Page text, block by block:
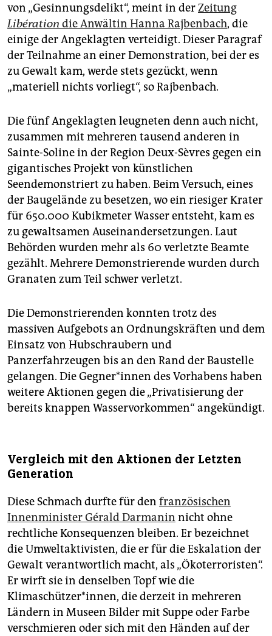
von „Gesinnungsdelikt“, meint in derZeitung
Libération die Anwältin Hanna Rajbenbach, die
einige der Angeklagten verteidigt. Dieser Paragraf
der Teilnahme an einer Demonstration, bei der es
zu Gewalt kam, werde stets gezückt, wenn
„materiell nichts vorliegt“, so Rajbenbach.
Die fünf Angeklagten leugneten denn auch nicht,
zusammen mit mehreren tausend anderen in
Sainte-Soline in der Region Deux-Sèvres gegen ein
gigantisches Projekt von künstlichen
Seendemonstriert zu haben. Beim Versuch, eines
der Baugelände zu besetzen, wo ein riesiger Krater
für 650.000 Kubikmeter Wasser entsteht, kam es
zu gewaltsamen Auseinandersetzungen. Laut
Behörden wurden mehr als 60 verletzte Beamte
gezählt. Mehrere Demonstrierende wurden durch
Granaten zum Teil schwer verletzt.
Die Demonstrierenden konnten trotz des
massiven Aufgebots an Ordnungskräften und dem
Einsatz von Hubschraubern und
Panzerfahrzeugen bis an den Rand der Baustelle
gelangen. Die Geg­ne­r*in­nen des Vorhabens haben
weitere Aktionen gegen die „Privatisierung der
bereits knappen Wasservorkommen“ angekündigt.
Vergleich mit den Aktionen der Letzten
Generation
Diese Schmach durfte für den französischen
Innenminister Gérald Darmanin nicht ohne
rechtliche Konsequenzen bleiben. Er bezeichnet
die Umweltaktivisten, die er für die Eskalation der
Gewalt verantwortlich macht, als „Ökoterroristen“.
Er wirft sie in denselben Topf wie die
Klimaschützer*innen, die derzeit in mehreren
Ländern in Museen Bilder mit Suppe oder Farbe
verschmieren oder sich mit den Händen auf der